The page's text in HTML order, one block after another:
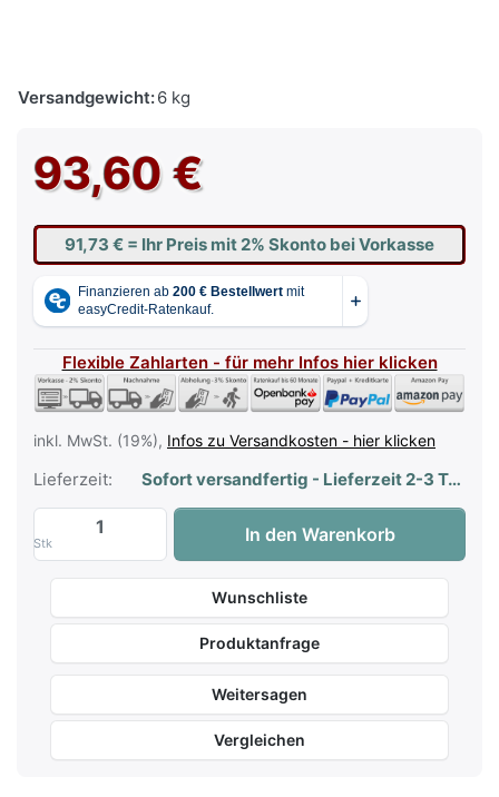
Versandgewicht:6 kg
93,60 €
91,73 € = Ihr Preis mit 2% Skonto bei Vorkasse
Flexible Zahlarten - für mehr Infos hier klicken
inkl. MwSt. (19%), Infos zu Versandkosten - hier klicken
Lieferzeit: Sofort versandfertig - Lieferzeit 2-3 Tage
Stk
Keyboardbank K+M 14075 Schwarz zu
In den Warenkorb
Wunschliste
Produktanfrage
Weitersagen
Vergleichen